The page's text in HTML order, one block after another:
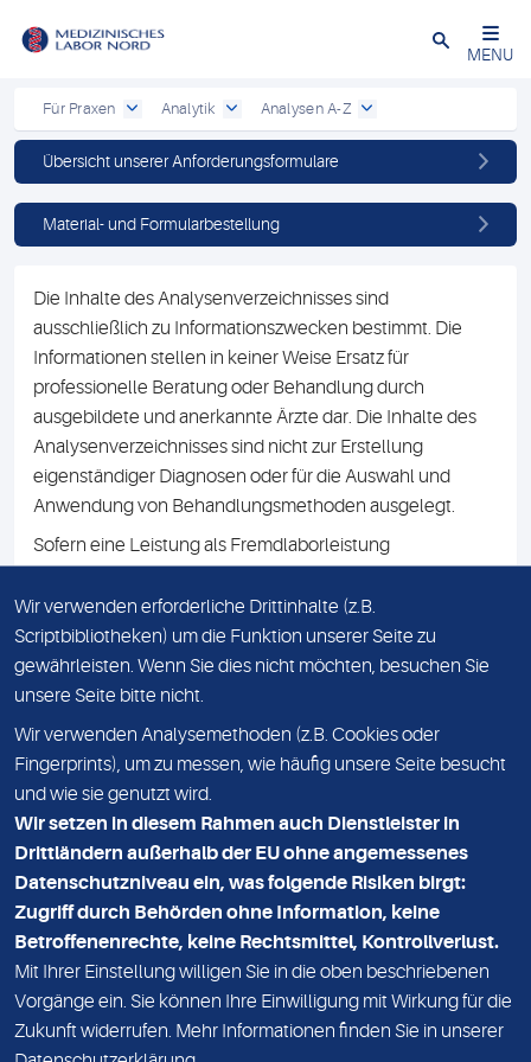
Schließen
MENU
Für Praxen Analytik Analysen A-Z
Übersicht unserer Anforderungsformulare
Material- und Formularbestellung
Die Inhalte des Analysenverzeichnisses sind
ausschließlich zu Informationszwecken bestimmt. Die
Informationen stellen in keiner Weise Ersatz für
professionelle Beratung oder Behandlung durch
ausgebildete und anerkannte Ärzte dar. Die Inhalte des
Analysenverzeichnisses sind nicht zur Erstellung
eigenständiger Diagnosen oder für die Auswahl und
Anwendung von Behandlungsmethoden ausgelegt.
Sofern eine Leistung als Fremdlaborleistung
Namen des Fremdlabors mit. Mit der Beauftragung der
Fremdlaborleistung erklären Sie sich mit dieser
Vereinbarung einverstanden.
DATENSCHUTZ
KONTAKT
NEWSLETTER
ADRESSE
MVZ Medizinisches Labor Nord MLN GmbH
Essener Straße 108
22419 Hamburg
Wir verwenden erforderliche Drittinhalte (z.B.
Scriptbibliotheken) um die Funktion unserer Seite zu
gewährleisten. Wenn Sie dies nicht möchten, besuchen Sie
unsere Seite bitte nicht.
Wir verwenden Analysemethoden (z.B. Cookies oder
Fingerprints), um zu messen, wie häufig unsere Seite besucht
und wie sie genutzt wird.
Wir setzen in diesem Rahmen auch Dienstleister in
Drittländern außerhalb der EU ohne angemessenes
Datenschutzniveau ein, was folgende Risiken birgt:
Zugriff durch Behörden ohne Information, keine
Betroffenenrechte, keine Rechtsmittel, Kontrollverlust.
Mit Ihrer Einstellung willigen Sie in die oben beschriebenen
Vorgänge ein. Sie können Ihre Einwilligung mit Wirkung für die
Zukunft widerrufen. Mehr Informationen finden Sie in unserer